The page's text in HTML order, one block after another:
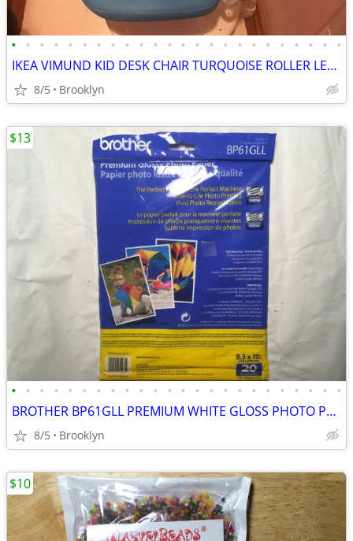
• • • • • • • • • • • • • • • • • • • • • • • •
IKEA VIMUND KID DESK CHAIR TURQUOISE ROLLER LEG STAND SAFETY ADJUSTABL
8/5 Brooklyn
• • • • • • • • • • • • • • • • • • • • • • • •
BROTHER BP61GLL PREMIUM WHITE GLOSS PHOTO PAPER 20 PCS 8.5x11" 51LB IN
8/5 Brooklyn
$13
$10